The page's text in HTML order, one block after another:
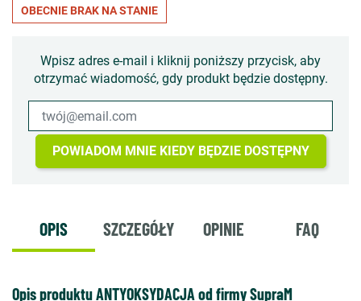
OBECNIE BRAK NA STANIE
Wpisz adres e-mail i kliknij poniższy przycisk, aby
otrzymać wiadomość, gdy produkt będzie dostępny.
POWIADOM MNIE KIEDY BĘDZIE DOSTĘPNY
OPIS SZCZEGÓŁY OPINIE FAQ
Opis produktu ANTYOKSYDACJA od firmy SupraM